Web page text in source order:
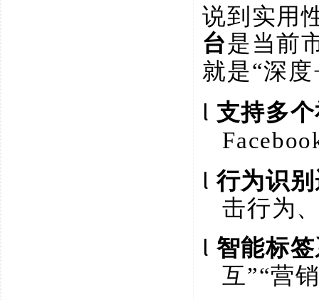
说到实用
台是当前
就是“深
l 支持多
l行为识
击行为
l 智能标
互”“营